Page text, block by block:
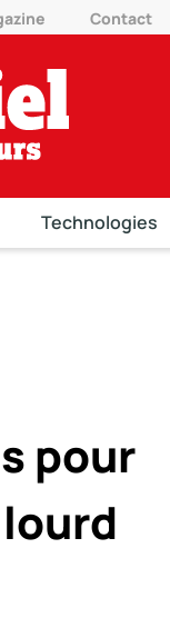
Contact
Technologies
pour